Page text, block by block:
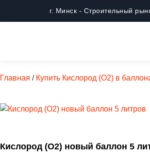
г. Минск - Строительный
Главная / Купить Кислород (O2) в
Кислород (O2) новый баллон 5